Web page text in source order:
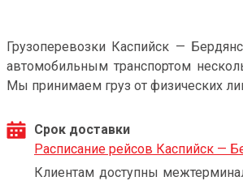
Грузоперевозки Каспийск —
автомобильным транспортом
Мы принимаем груз от физических
Срок доставки
Расписание рейсов Каспийск —
Клиентам доступны